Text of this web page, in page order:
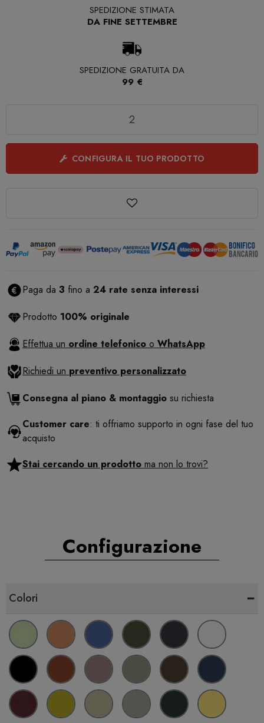
SPEDIZIONE STIMATA
DA FINE SETTEMBRE
SPEDIZIONE GRATUITA DA
99 €
CONFIGURA IL TUO PRODOTTO
Paga da 3 fino a 24 rate senza interessi
Prodotto 100% originale
Effettua un ordine telefonico o WhatsApp
Richiedi un preventivo personalizzato
Consegna al piano & montaggio su richiesta
Customer care: ti offriamo supporto in ogni fase del tuo
acquisto
Stai cercando un prodotto ma non lo trovi?
Configurazione
Colori -